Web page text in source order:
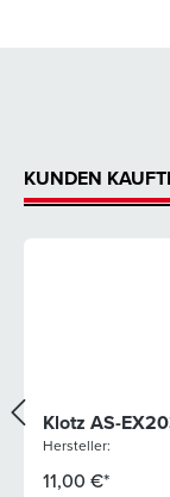
KUNDEN
Klotz AS-
6,3mm Klinke
Hersteller:
11,00 €*